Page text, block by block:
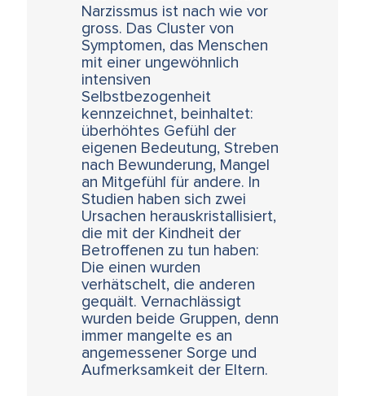
Narzissmus ist nach wie vor
gross. Das Cluster von
Symptomen, das Menschen
mit einer ungewöhnlich
intensiven
Selbstbezogenheit
kennzeichnet, beinhaltet:
überhöhtes Gefühl der
eigenen Bedeutung, Streben
nach Bewunderung, Mangel
an Mitgefühl für andere. In
Studien haben sich zwei
Ursachen herauskristallisiert,
die mit der Kindheit der
Betroffenen zu tun haben:
Die einen wurden
verhätschelt, die anderen
gequält. Vernachlässigt
wurden beide Gruppen, denn
immer mangelte es an
angemessener Sorge und
Aufmerksamkeit der Eltern.